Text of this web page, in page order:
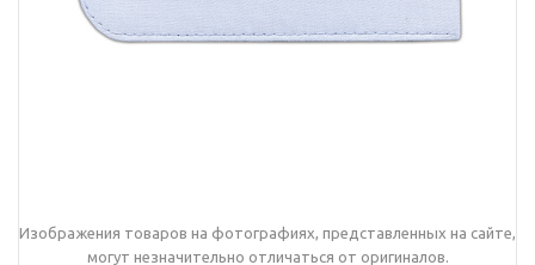
Изображения товаров на фотографиях, представленных на сайте,
могут незначительно отличаться от оригиналов.